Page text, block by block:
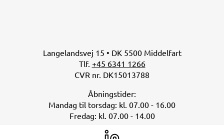
Langelandsvej 15 • DK 5500 Middelfart
Tlf. +45 6341 1266
CVR nr. DK15013788
Åbningstider:
Mandag til torsdag: kl. 07.00 - 16.00
Fredag: kl. 07.00 - 14.00